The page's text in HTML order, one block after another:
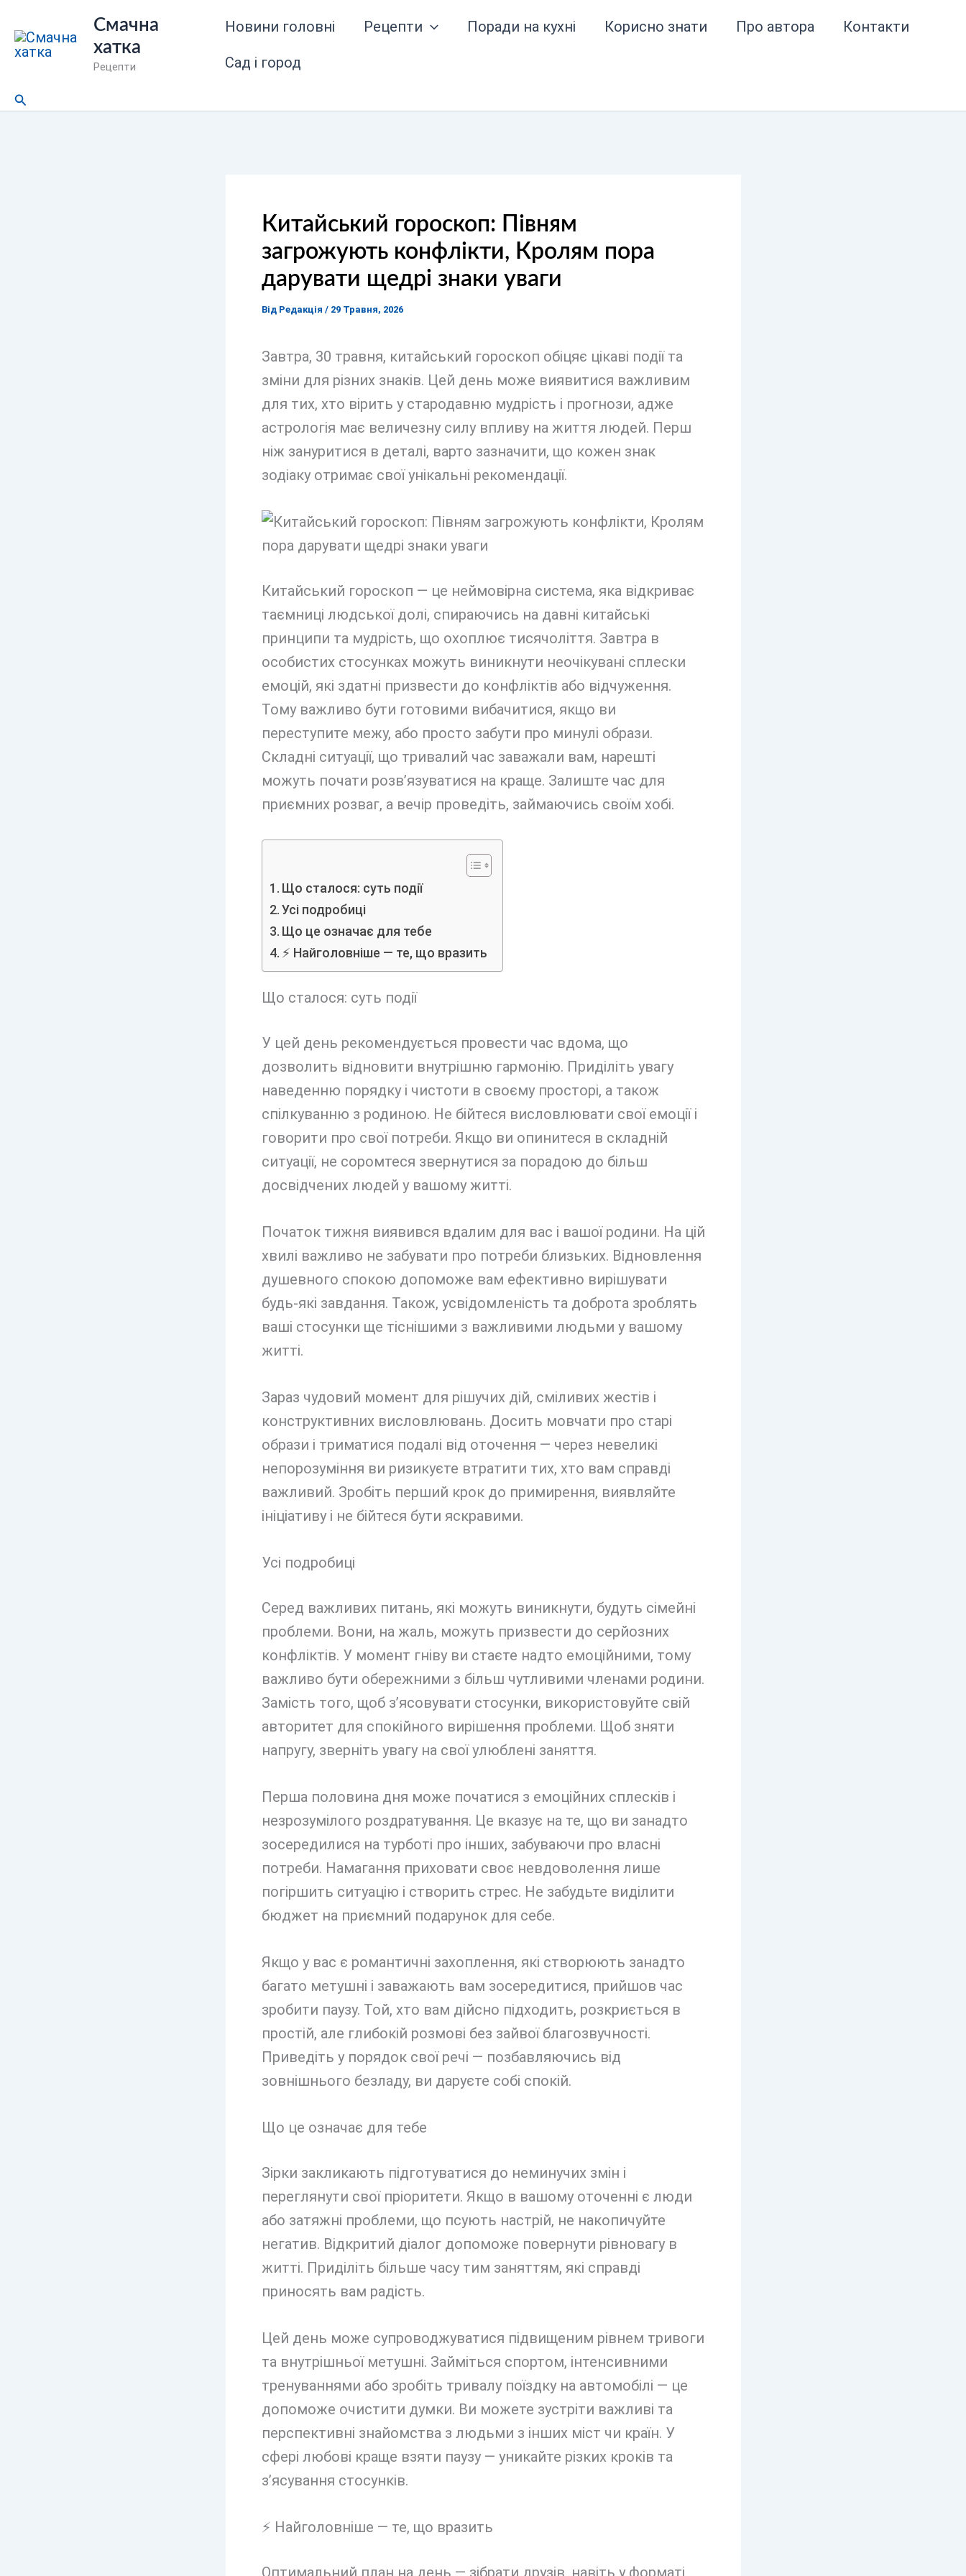
до
вмісту
Смачна
хатка
Рецепти
Новини головні Рецепти Поради на кухні Корисно знати Про автора Контакти
Сад і город
Пошук
Китайський гороскоп: Півням
загрожують конфлікти, Кролям пора
дарувати щедрі знаки уваги
Від Редакція / 29 Травня, 2026
Завтра, 30 травня, китайський гороскоп обіцяє цікаві події та
зміни для різних знаків. Цей день може виявитися важливим
для тих, хто вірить у стародавню мудрість і прогнози, адже
астрологія має величезну силу впливу на життя людей. Перш
ніж зануритися в деталі, варто зазначити, що кожен знак
зодіаку отримає свої унікальні рекомендації.
Китайський гороскоп — це неймовірна система, яка відкриває
таємниці людської долі, спираючись на давні китайські
принципи та мудрість, що охоплює тисячоліття. Завтра в
особистих стосунках можуть виникнути неочікувані сплески
емоцій, які здатні призвести до конфліктів або відчуження.
Тому важливо бути готовими вибачитися, якщо ви
переступите межу, або просто забути про минулі образи.
Складні ситуації, що тривалий час заважали вам, нарешті
можуть почати розв’язуватися на краще. Залиште час для
приємних розваг, а вечір проведіть, займаючись своїм хобі.
Що сталося: суть події
Усі подробиці
Що це означає для тебе
⚡ Найголовніше — те, що вразить
Що сталося: суть події
У цей день рекомендується провести час вдома, що
дозволить відновити внутрішню гармонію. Приділіть увагу
наведенню порядку і чистоти в своєму просторі, а також
спілкуванню з родиною. Не бійтеся висловлювати свої емоції і
говорити про свої потреби. Якщо ви опинитеся в складній
ситуації, не соромтеся звернутися за порадою до більш
досвідчених людей у вашому житті.
Початок тижня виявився вдалим для вас і вашої родини. На цій
хвилі важливо не забувати про потреби близьких. Відновлення
душевного спокою допоможе вам ефективно вирішувати
будь-які завдання. Також, усвідомленість та доброта зроблять
ваші стосунки ще тіснішими з важливими людьми у вашому
житті.
Зараз чудовий момент для рішучих дій, сміливих жестів і
конструктивних висловлювань. Досить мовчати про старі
образи і триматися подалі від оточення — через невеликі
непорозуміння ви ризикуєте втратити тих, хто вам справді
важливий. Зробіть перший крок до примирення, виявляйте
ініціативу і не бійтеся бути яскравими.
Усі подробиці
Серед важливих питань, які можуть виникнути, будуть сімейні
проблеми. Вони, на жаль, можуть призвести до серйозних
конфліктів. У момент гніву ви стаєте надто емоційними, тому
важливо бути обережними з більш чутливими членами родини.
Замість того, щоб з’ясовувати стосунки, використовуйте свій
авторитет для спокійного вирішення проблеми. Щоб зняти
напругу, зверніть увагу на свої улюблені заняття.
Перша половина дня може початися з емоційних сплесків і
незрозумілого роздратування. Це вказує на те, що ви занадто
зосередилися на турботі про інших, забуваючи про власні
потреби. Намагання приховати своє невдоволення лише
погіршить ситуацію і створить стрес. Не забудьте виділити
бюджет на приємний подарунок для себе.
Якщо у вас є романтичні захоплення, які створюють занадто
багато метушні і заважають вам зосередитися, прийшов час
зробити паузу. Той, хто вам дійсно підходить, розкриється в
простій, але глибокій розмові без зайвої благозвучності.
Приведіть у порядок свої речі — позбавляючись від
зовнішнього безладу, ви даруєте собі спокій.
Що це означає для тебе
Зірки закликають підготуватися до неминучих змін і
переглянути свої пріоритети. Якщо в вашому оточенні є люди
або затяжні проблеми, що псують настрій, не накопичуйте
негатив. Відкритий діалог допоможе повернути рівновагу в
житті. Приділіть більше часу тим заняттям, які справді
приносять вам радість.
Цей день може супроводжуватися підвищеним рівнем тривоги
та внутрішньої метушні. Займіться спортом, інтенсивними
тренуваннями або зробіть тривалу поїздку на автомобілі — це
допоможе очистити думки. Ви можете зустріти важливі та
перспективні знайомства з людьми з інших міст чи країн. У
сфері любові краще взяти паузу — уникайте різких кроків та
з’ясування стосунків.
⚡ Найголовніше — те, що вразить
Оптимальний план на день — зібрати друзів, навіть у форматі